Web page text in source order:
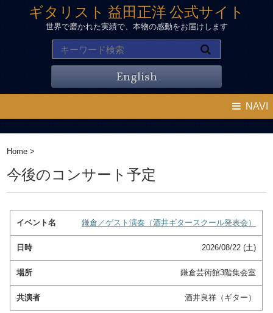
ギタリスト 益田正洋 公式サイト
世界で磨かれた実績で、本物の感動をお届けします
English
NAVI
Home >
今後のコンサート予定
鎌倉／ゲスト演奏（酒井ギタースクール発表会）
2026/08/22 (土)
鎌倉芸術館3階集会室
酒井良祥（ギター）